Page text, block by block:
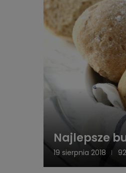
Najlepsze
19 sierpnia 2018